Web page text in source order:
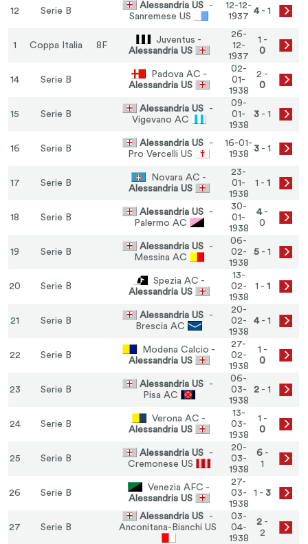
12 Serie B
Alessandria US-
Sanremese US
12-12-
1937
4- 1
1 Coppa Italia 8F
Juventus -
Alessandria US
26-
12-
1937
1 -
0
14 Serie B
Padova AC -
Alessandria US
02-
01-
1938
2 -
0
15 Serie B
Alessandria US-
Vigevano AC
09-
01-
1938
3 - 1
16 Serie B
Alessandria US-
Pro Vercelli US
16-01-
1938
3 - 1
17 Serie B
Novara AC -
Alessandria US
23-
01-
1938
1 - 1
18 Serie B
Alessandria US-
Palermo AC
30-
01-
1938
4-
0
19 Serie B
Alessandria US-
Messina AC
06-
02-
1938
5 - 1
20 Serie B
Spezia AC -
Alessandria US
13-
02-
1938
1 - 1
21 Serie B
Alessandria US-
Brescia AC
20-
02-
1938
4- 1
22 Serie B
Modena Calcio -
Alessandria US
27-
02-
1938
1 -
0
23 Serie B
Alessandria US-
Pisa AC
06-
03-
1938
2 - 1
24 Serie B
Verona AC -
Alessandria US
13-
03-
1938
1 -
0
25 Serie B
Alessandria US-
Cremonese US
20-
03-
1938
6-
1
26 Serie B
Venezia AFC -
Alessandria US
27-
03-
1938
1 - 3
27 Serie B
Alessandria US-
Anconitana-Bianchi US
03-
04-
1938
2 -
2